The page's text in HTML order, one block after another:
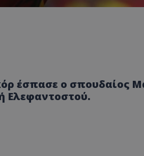
έσπασε ο σπουδαίος
Ελεφαντοστού.